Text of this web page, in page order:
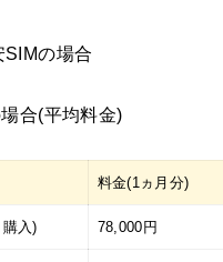
の場合
合(平均料金)
料金(1ヵ月分)
入) 78,000円